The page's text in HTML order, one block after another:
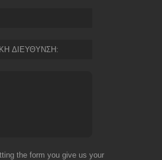
ΔΙΕΥΘΥΝΣΗ
the form you give us your